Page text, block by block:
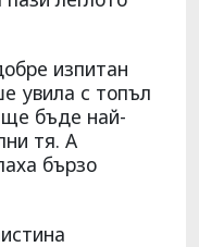
изпитан
увила с топъл
ще бъде най-
тя. А
бързо